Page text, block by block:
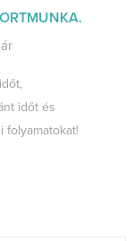
időt és
folyamatokat!